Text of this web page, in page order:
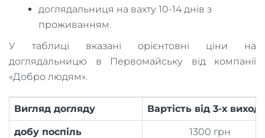
доглядальниця на вахту 10-14 днів з
проживанням.
У таблиці вказані орієнтовні ціни на
доглядальницю в Первомайську від компанії
«Добро людям».
Вигляд догляду Вартість від 3-х
добу поспіль 1300 грн